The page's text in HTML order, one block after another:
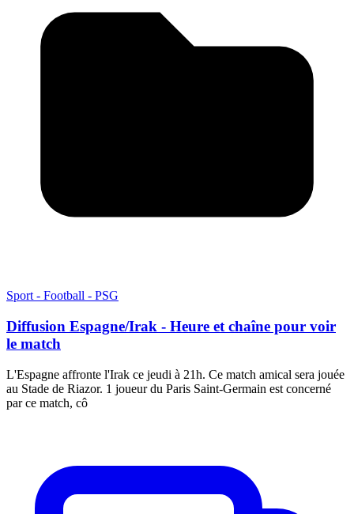
Sport - Football - PSG
Diffusion Espagne/Irak - Heure et chaîne pour voir
le match
L'Espagne affronte l'Irak ce jeudi à 21h. Ce match amical sera jouée
au Stade de Riazor. 1 joueur du Paris Saint-Germain est concerné
par ce match, cô